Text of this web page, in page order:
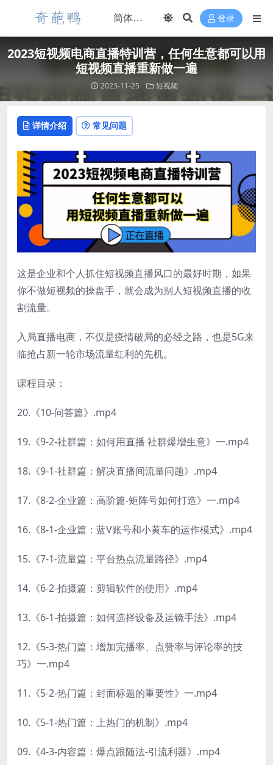
登录
2023短视频电商直播特训营，任何生意都可以用
短视频直播重新做一遍
2023-11-25 短视频
详情介绍 常见问题
这是企业和个人抓住短视频直播风口的最好时期，如果
你不做短视频的操盘手，就会成为别人短视频直播的收
割流量。
入局直播电商，不仅是疫情破局的必经之路，也是5G来
临抢占新一轮市场流量红利的先机。
课程目录：
20.《10-问答篇》.mp4
19.《9-2-社群篇：如何用直播 社群爆增生意》一.mp4
18.《9-1-社群篇：解决直播间流量问题》.mp4
17.《8-2-企业篇：高阶篇-矩阵号如何打造》一.mp4
16.《8-1-企业篇：蓝V账号和小黄车的运作模式》.mp4
15.《7-1-流量篇：平台热点流量路径》.mp4
14.《6-2-拍摄篇：剪辑软件的使用》.mp4
13.《6-1-拍摄篇：如何选择设备及运镜手法》.mp4
12.《5-3-热门篇：增加完播率、点赞率与评论率的技
巧》一.mp4
11.《5-2-热门篇：封面标题的重要性》一.mp4
10.《5-1-热门篇：上热门的机制》.mp4
09.《4-3-内容篇：爆点跟随法-引流利器》.mp4